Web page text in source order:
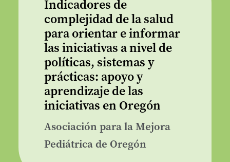
Indicadores de
complejidad de la salud
para orientar e informar
las iniciativas a nivel de
políticas, sistemas y
prácticas: apoyo y
aprendizaje de las
iniciativas en Oregón
Asociación para la Mejora
Pediátrica de Oregón